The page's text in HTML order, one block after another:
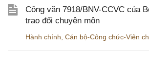
Công văn 7918/BNV-CCVC của
trao đổi chuyên môn
Hành chính Cán bộ-Công chức-Viên